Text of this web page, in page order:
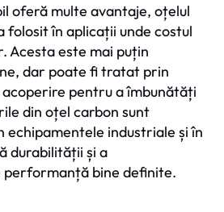
oferă multe avantaje, oțelul
folosit în aplicații unde costul
Acesta este mai puțin
dar poate fi tratat prin
pentru a îmbunătăți
din oțel carbon sunt
industriale și în
durabilității și a
bine definite.